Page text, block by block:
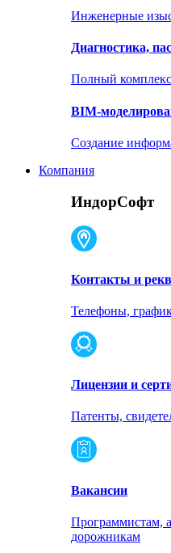
Инженерные
Диагностика,
Полный
BIM-
Создание
Компания
ИндорСофт
Контакты и
Телефоны,
Лицензии и
Патенты,
Вакансии
Программистам,
дорожникам